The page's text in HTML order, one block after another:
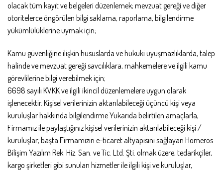
olacak tüm kayıt ve belgeleri düzenlemek; mevzuat gereği ve diğer
otoritelerce öngörülen bilgi saklama, raporlama, bilgilendirme
yükümlülüklerine uymak için;
Kamu güvenliğine ilişkin hususlarda ve hukuki uyuşmazlıklarda, talep
halinde ve mevzuat gereği savcılıklara, mahkemelere ve ilgili kamu
görevlilerine bilgi verebilmek için;
6698 sayılı KVKK ve ilgili ikincil düzenlemelere uygun olarak
işlenecektir. Kişisel verilerinizin aktarılabileceği üçüncü kişi veya
kuruluşlar hakkında bilgilendirme Yukarıda belirtilen amaçlarla,
Firmamız ile paylaştığınız kişisel verilerinizin aktarılabileceği kişi /
kuruluşlar; başta Firmamızın e-ticaret altyapısını sağlayan Homeros
Bilişim Yazılım Rek. Hiz. San. ve Tic. Ltd. Şti. olmak üzere, tedarikçiler,
kargo şirketleri gibi sunulan hizmetler ile ilgili kişi ve kuruluşlar,